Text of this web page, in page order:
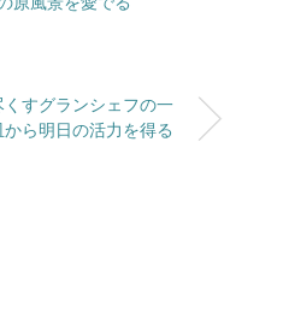
すグランシェフの一
から明日の活力を得る